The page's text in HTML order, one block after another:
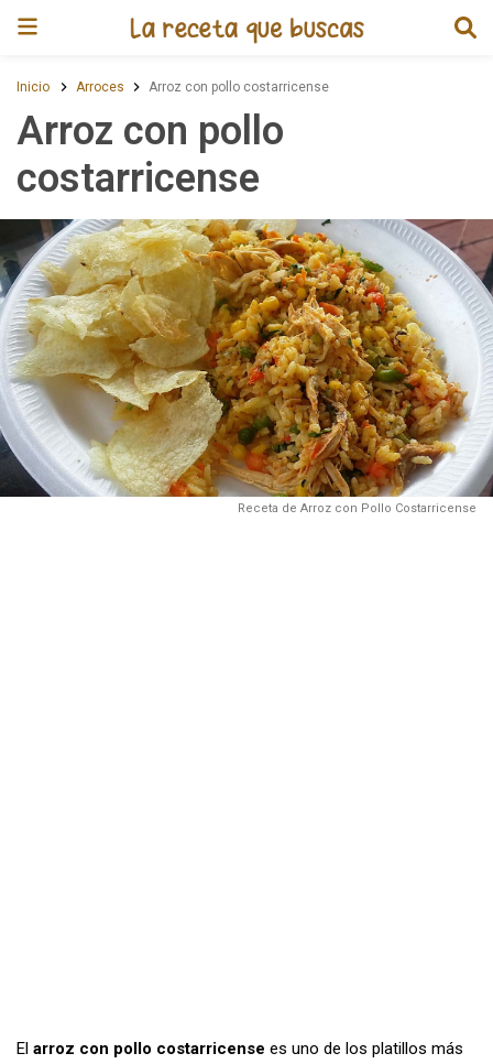
Inicio Arroces Arroz con pollo costarricense
Arroz con pollo
costarricense
Receta de Arroz con Pollo Costarricense
El arroz con pollo costarricense es uno de los platillos más